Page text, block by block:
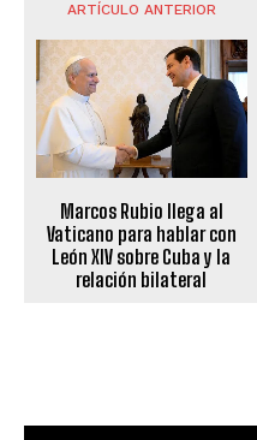
ARTÍCULO ANTERIOR
Marcos Rubio llega al
Vaticano para hablar con
León XIV sobre Cuba y la
relación bilateral